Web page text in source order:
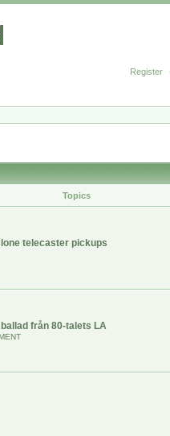
Register
Topics
telecaster pickups
från 80-talets LA